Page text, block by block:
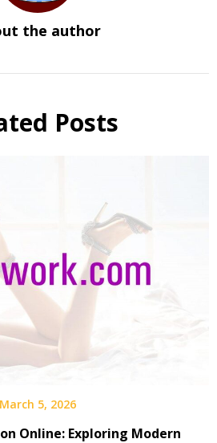
the author
Posts
March 5, 2026
Online: Exploring Modern